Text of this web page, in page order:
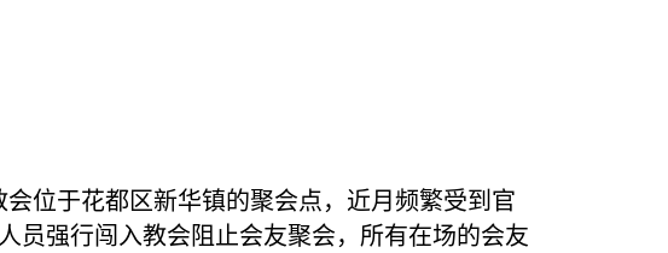
会位于花都区新华镇的聚会点，近月频繁受到官
员强行闯入教会阻止会友聚会，所有在场的会友